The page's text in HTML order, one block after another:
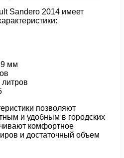
Sandero 2014 имеет
мм
литров
позволяют
и удобным в городских
комфортное
и достаточный объем